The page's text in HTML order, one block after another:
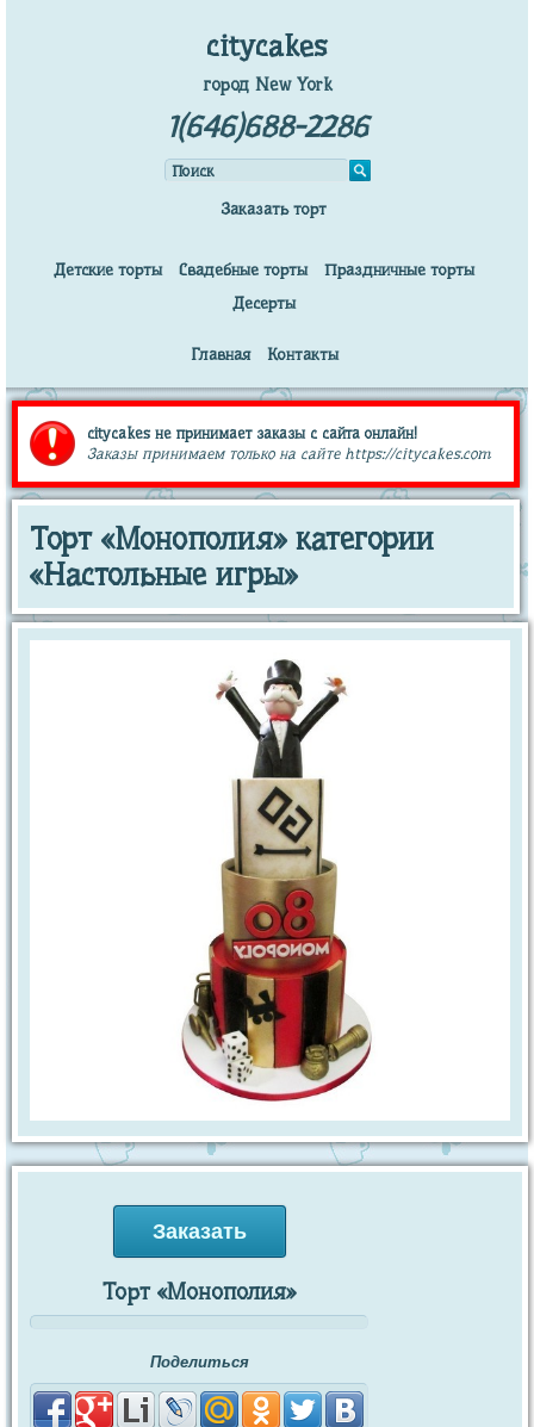
citycakes
город New York
1(646)688-2286
Заказать торт
Детские торты Свадебные торты
Праздничные торты
Десерты
Главная Контакты
citycakes не принимает заказы с сайта онлайн!
Заказы принимаем только на сайте https://citycakes.com
Торт «Монополия» категории
«Настольные игры»
Заказать
Торт «Монополия»
Поделиться